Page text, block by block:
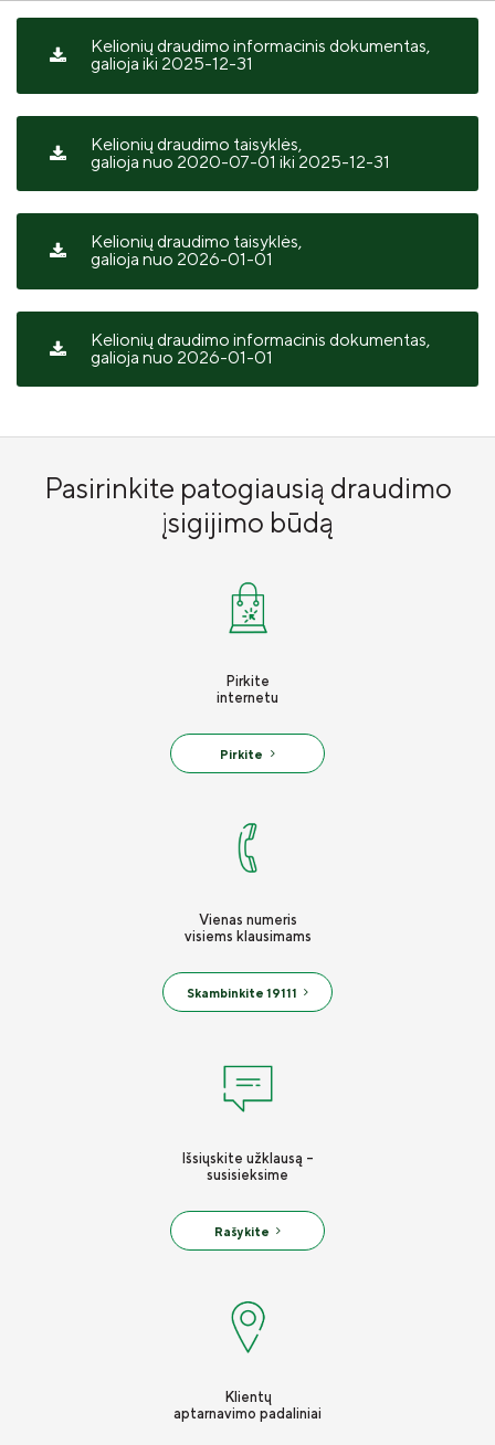
Kelionių draudimo informacinis dokumentas,
galioja iki 2025-12-31
Kelionių draudimo taisyklės,
galioja nuo 2020-07-01 iki 2025-12-31
Kelionių draudimo taisyklės,
galioja nuo 2026-01-01
Kelionių draudimo informacinis dokumentas,
galioja nuo 2026-01-01
Pasirinkite patogiausią draudimo
įsigijimo būdą
Pirkite
internetu
Pirkite
Vienas numeris
visiems klausimams
Skambinkite 19111
Išsiųskite užklausą -
susisieksime
Rašykite
Klientų
aptarnavimo padaliniai